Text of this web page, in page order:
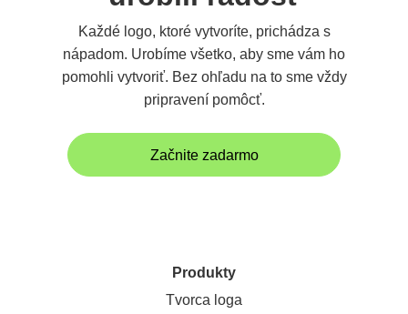
Každé logo, ktoré vytvoríte, prichádza s
nápadom. Urobíme všetko, aby sme vám ho
pomohli vytvoriť. Bez ohľadu na to sme vždy
pripravení pomôcť.
Začnite zadarmo
Produkty
Tvorca loga